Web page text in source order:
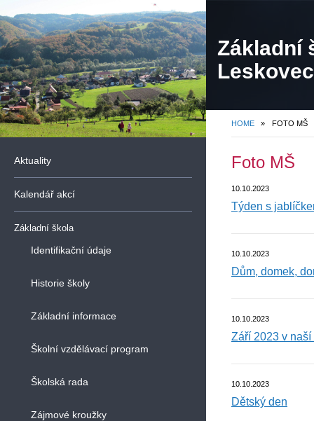
Základní
HOME » FOTO MŠ
Aktuality
Kalendář akcí
Základní škola
Identifikační údaje
Historie školy
Základní informace
Školní vzdělávací program
Školská rada
Zájmové kroužky
Foto MŠ
10.10.2023
Týden s
10.10.2023
Dům, domek,
10.10.2023
Září 2023 v naší
10.10.2023
Dětský den